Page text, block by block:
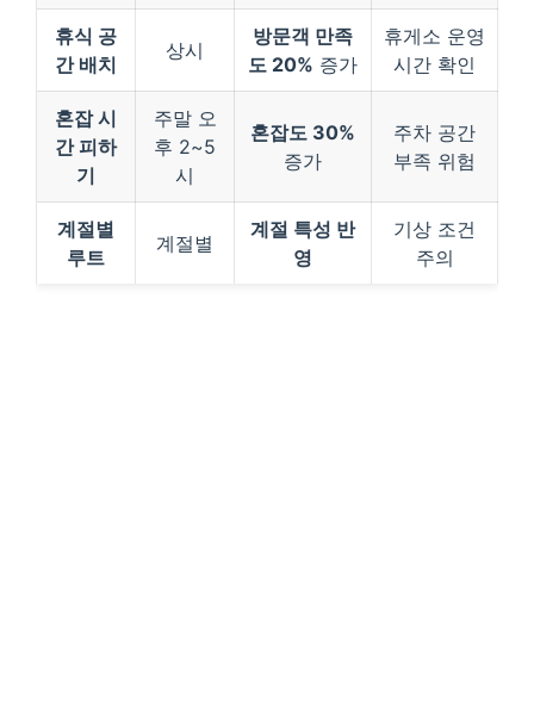
휴식 공
간 배치
상시
방문객 만족
도 20% 증가
휴게소 운영
시간 확인
혼잡 시
간 피하
기
주말 오
후 2~5
시
혼잡도 30%
증가
주차 공간
부족 위험
계절별
루트
계절별
계절 특성 반
영
기상 조건
주의